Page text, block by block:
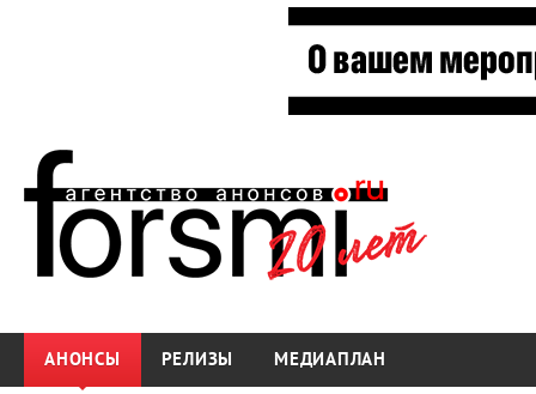
АНОНСЫ РЕЛИЗЫ МЕДИАПЛАН